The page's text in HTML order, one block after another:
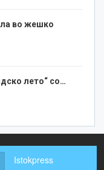
во жешко
лето“ со…
Istokpress